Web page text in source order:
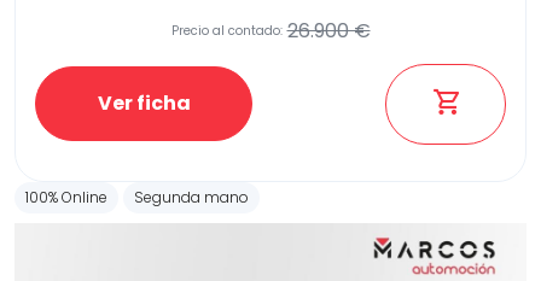
Precio al contado: 26.900 €
Ver ficha
100% Online Segunda mano